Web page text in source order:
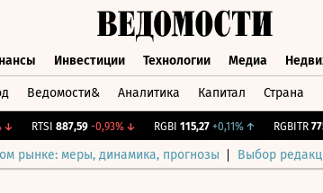
Инвестиции Технологии Медиа
Ведомости& Аналитика Капитал Страна
RTSI 887,59 -0,93%↓ RGBI 115,27 +0,11%↑ RGBITR
рынке: меры, динамика, прогнозы Выбор